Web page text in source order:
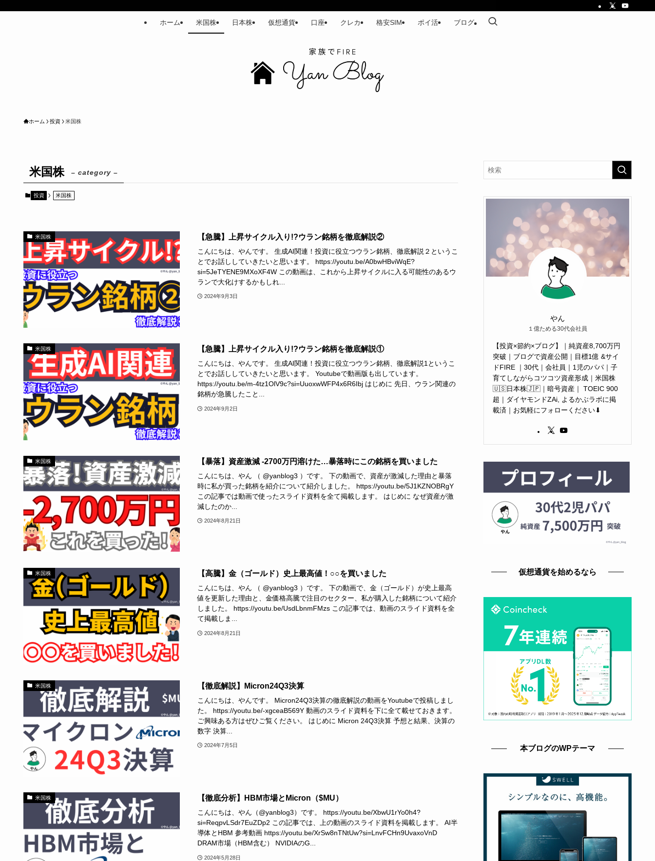
ホーム 米国株 日本株 仮想通貨 口座 クレカ 格安SIM ポイ活 ブログ
ホーム 投資 米国株
米国株 – category –
投資 米国株
米国株 【急騰】上昇サイクル入り!?ウラン銘柄を徹底解説②
こんにちは、やんです。 生成AI関連！投資に役立つウラン銘柄、徹底解説２というこ
とでお話ししていきたいと思います。 https://youtu.be/A0bwHBviWqE?
si=5JeTYENE9MXoXF4W この動画は、これから上昇サイクルに入る可能性のあるウ
ランで大化けするかもしれ...
2024年9月3日
米国株 【急騰】上昇サイクル入り!?ウラン銘柄を徹底解説①
こんにちは、やんです。 生成AI関連！投資に役立つウラン銘柄、徹底解説1というこ
とでお話ししていきたいと思います。 Youtubeで動画版も出しています。
https://youtu.be/m-4tz1OlV9c?si=UuoxwWFP4x6R6Ibj はじめに 先日、ウラン関連の
銘柄が急騰したこと...
2024年9月2日
米国株 【暴落】資産激減 -2700万円溶けた…暴落時にこの銘柄を買いました
こんにちは、やん （ @yanblog3 ）です。 下の動画で、資産が激減した理由と暴落
時に私が買った銘柄を紹介について紹介しました。 https://youtu.be/5J1KZNOBRgY
この記事では動画で使ったスライド資料を全て掲載します。 はじめに なぜ資産が激
減したのか...
2024年8月21日
米国株 【高騰】金（ゴールド）史上最高値！○○を買いました
こんにちは、やん （ @yanblog3 ）です。 下の動画で、金（ゴールド）が史上最高
値を更新した理由と、金価格高騰で注目のセクター、私が購入した銘柄について紹介
しました。 https://youtu.be/UsdLbnmFMzs この記事では、動画のスライド資料を全
て掲載しま...
2024年8月21日
米国株 【徹底解説】Micron24Q3決算
こんにちは、やんです。 Micron24Q3決算の徹底解説の動画をYoutubeで投稿しまし
た。 https://youtu.be/-xgceaB569Y 動画のスライド資料を下に全て載せておきます。
ご興味ある方はぜひご覧ください。 はじめに Micron 24Q3決算 予想と結果、決算の
数字 決算...
2024年7月5日
米国株 【徹底分析】HBM市場とMicron（$MU）
こんにちは、やん（@yanblog3）です。 https://youtu.be/XbwU1rYo0h4?
si=ReqpvLSdr7EuZDp2 この記事では、上の動画のスライド資料を掲載します。 AI半
導体とHBM 参考動画 https://youtu.be/XrSw8nTNtUw?si=LnvFCHn9UvaxoVnD
DRAM市場（HBM含む） NVIDIAのG...
2024年5月28日
やん
１億ためる30代会社員
【投資×節約×ブログ】｜純資産8,700万円
突破｜ブログで資産公開｜目標1億 &サイ
ドFIRE ｜30代｜会社員｜1児のパパ｜子
育てしながらコツコツ資産形成｜米国株
🇺🇸日本株🇯🇵｜暗号資産｜ TOEIC 900
超｜ダイヤモンドZAi, よるかぶラボに掲
載済｜お気軽にフォローください⬇︎
仮想通貨を始めるなら
本ブログのWPテーマ